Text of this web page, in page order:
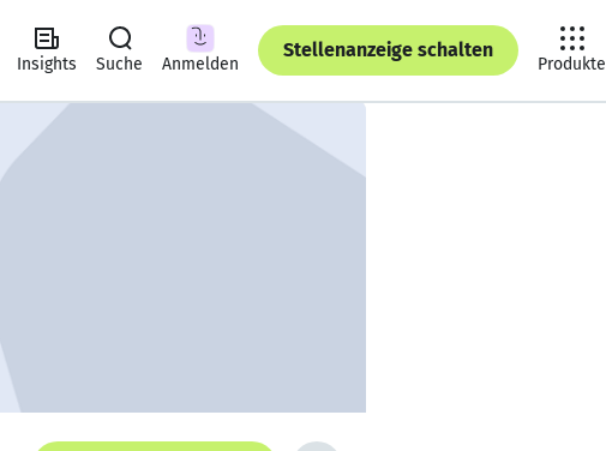
Insights Suche Anmelden
Stellenanzeige schalten
Produkte